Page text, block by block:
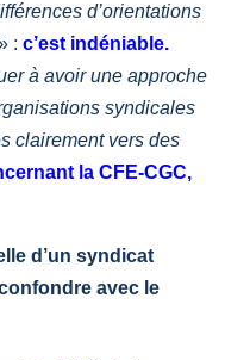
d’orientations
: c’est indéniable.
à avoir une approche
syndicales
clairement vers des
la CFE-CGC,
d’un syndicat
avec le